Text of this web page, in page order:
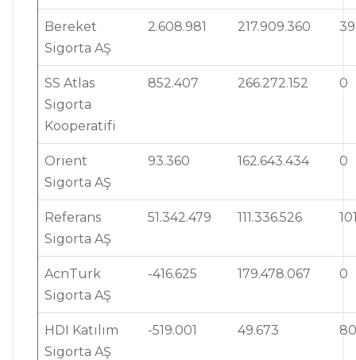
Bereket
Sigorta AŞ
2.608.981 217.909.360
SS Atlas
Sigorta
Kooperatifi
852.407 266.272.152 0
Orient
Sigorta AŞ
93.360 162.643.434 0
Referans
Sigorta AŞ
51.342.479 111.336.526
AcnTurk
Sigorta AŞ
-416.625 179.478.067 0
HDI Katılım
Sigorta AŞ
-519.001 49.673